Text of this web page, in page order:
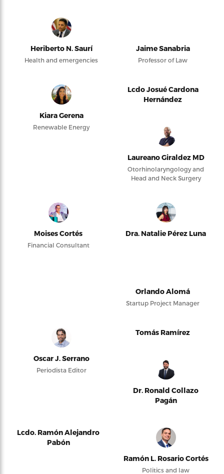
Heriberto N. Saurí
Health and emergencies
Jaime Sanabria
Professor of Law
Kiara Gerena
Renewable Energy
Lcdo Josué Cardona
Hernández
Laureano Giraldez MD
Otorhinolaryngology and
Head and Neck Surgery
Moises Cortés
Financial Consultant
Dra. Natalie Pérez Luna
Orlando Alomá
Startup Project Manager
Oscar J. Serrano
Periodista Editor
Tomás Ramírez
Dr. Ronald Collazo
Pagán
Lcdo. Ramón Alejandro
Pabón
Ramón L. Rosario Cortés
Politics and law